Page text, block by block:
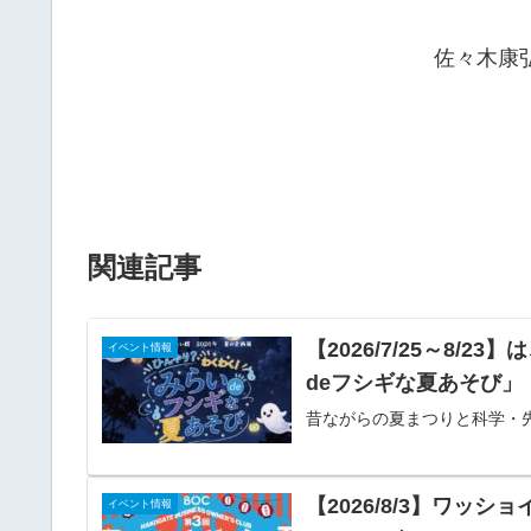
佐々木康
関連記事
イベント情報
【2026/7/25～8/23】
deフシギな夏あそび」
昔ながらの夏まつりと科学・
イベント情報
【2026/8/3】ワッシ